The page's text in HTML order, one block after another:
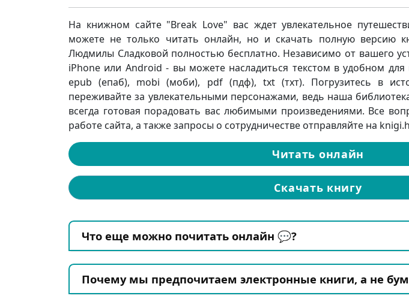
На книжном сайте "Break Love" вас ждет увлекательное
можете не только читать онлайн, но и скачать полную версию
Людмилы Сладковой полностью бесплатно. Независимо от вашего
iPhone или Android - вы можете насладиться текстом в удобном
epub (епаб), mobi (моби), pdf (пдф), txt (тхт). Погрузитесь в
переживайте за увлекательными персонажами, ведь наша
всегда готовая порадовать вас любимыми произведениями. Все
работе сайта, а также запросы о сотрудничестве отправляйте на
Читать онлайн
Скачать книгу
Что еще можно почитать онлайн 💬?
Почему мы предпочитаем электронные книги, а не